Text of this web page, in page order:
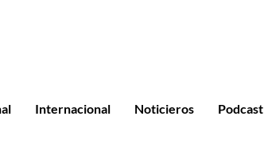
Internacional Noticieros Podcast